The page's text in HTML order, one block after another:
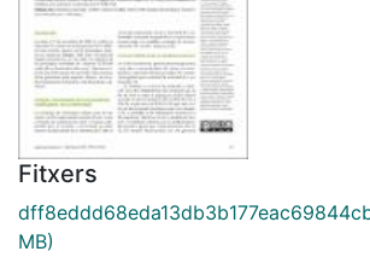
Fitxers
MB)